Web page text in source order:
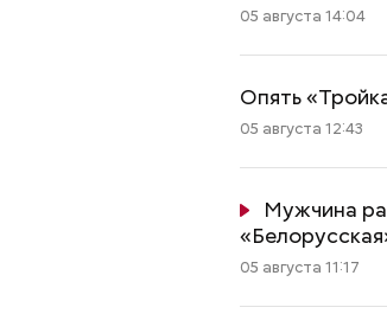
05 августа 14:04
Опять
05 августа 12:43
Мужчина
05 августа 11:17
с